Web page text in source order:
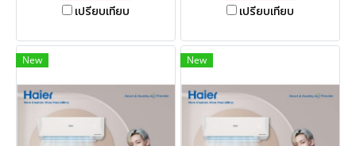
เปรียบเทียบ
เปรียบเทียบ
New New